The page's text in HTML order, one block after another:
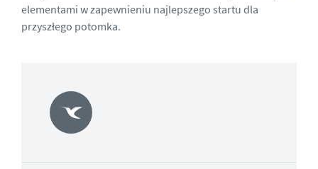
elementami w zapewnieniu najlepszego startu dla
przyszłego potomka.